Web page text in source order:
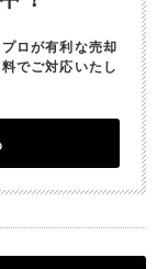
ロが有利な売却
でご対応いたし